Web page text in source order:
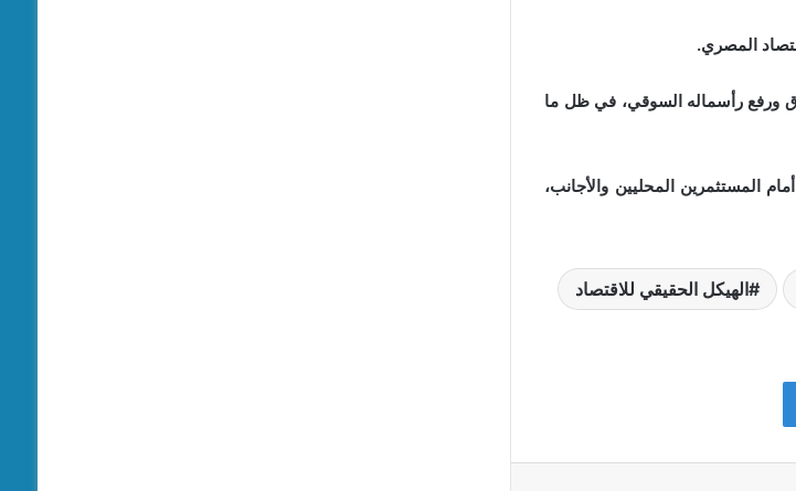
المصري.
ورفع رأسماله السوقي، في ظل ما
المستثمرين المحليين والأجانب،
الهيكل الحقيقي للاقتصاد